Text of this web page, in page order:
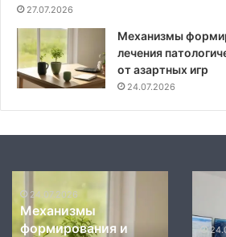
27.07.2026
Механизмы
лечения
от азартных игр
24.07.2026
воздействия
24.07.2026